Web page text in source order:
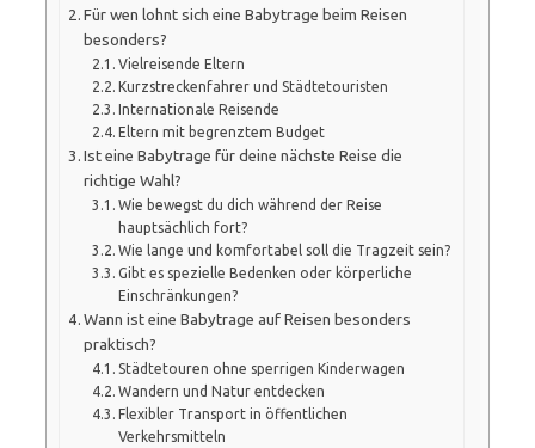
Für wen lohnt sich eine Babytrage beim Reisen
besonders?
Vielreisende Eltern
Kurzstreckenfahrer und Städtetouristen
Internationale Reisende
Eltern mit begrenztem Budget
Ist eine Babytrage für deine nächste Reise die
richtige Wahl?
Wie bewegst du dich während der Reise
hauptsächlich fort?
Wie lange und komfortabel soll die Tragzeit sein?
Gibt es spezielle Bedenken oder körperliche
Einschränkungen?
Wann ist eine Babytrage auf Reisen besonders
praktisch?
Städtetouren ohne sperrigen Kinderwagen
Wandern und Natur entdecken
Flexibler Transport in öffentlichen
Verkehrsmitteln